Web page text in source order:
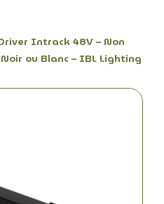
Intrack 48V – Non
ou Blanc – IBL Lighting